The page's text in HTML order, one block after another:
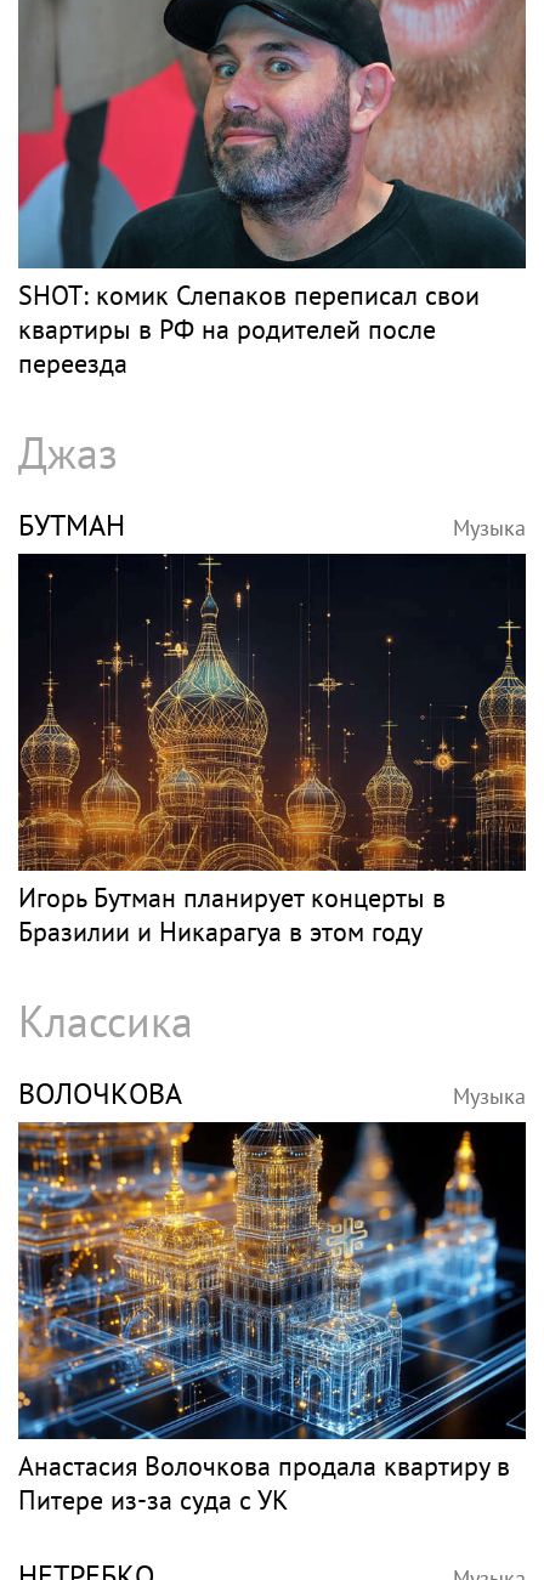
SHOT: комик Слепаков переписал свои
квартиры в РФ на родителей после
переезда
Джаз
БУТМАН Музыка
Игорь Бутман планирует концерты в
Бразилии и Никарагуа в этом году
Классика
ВОЛОЧКОВА Музыка
Анастасия Волочкова продала квартиру в
Питере из-за суда с УК